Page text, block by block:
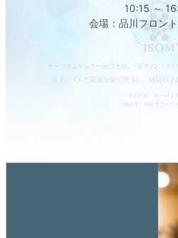
10:15 ～
会場：品川フロン